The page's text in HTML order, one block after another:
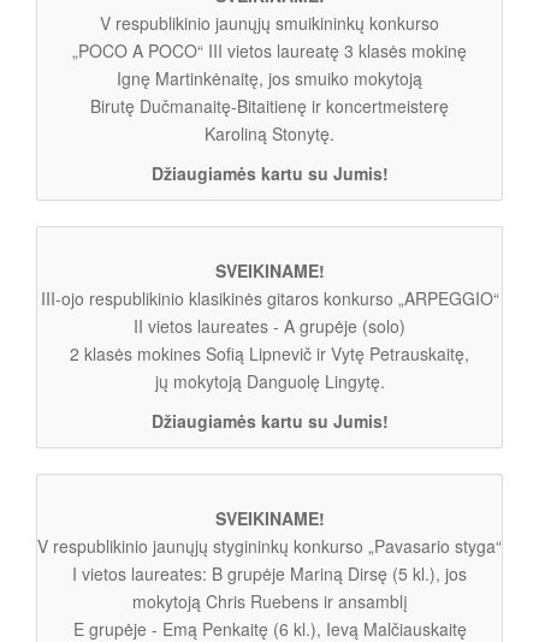
V respublikinio jaunųjų smuikininkų konkurso
„POCO A POCO“ III vietos laureatę 3 klasės mokinę
Ignę Martinkėnaitę, jos smuiko mokytoją
Birutę Dučmanaitę-Bitaitienę ir koncertmeisterę
Karoliną Stonytę.
Džiaugiamės kartu su Jumis!
SVEIKINAME!
III-ojo respublikinio klasikinės gitaros konkurso „ARPEGGIO“
II vietos laureates - A grupėje (solo)
2 klasės mokines Sofią Lipnevič ir Vytę Petrauskaitę,
jų mokytoją Danguolę Lingytę.
Džiaugiamės kartu su Jumis!
SVEIKINAME!
V respublikinio jaunųjų stygininkų konkurso „Pavasario styga“
I vietos laureates: B grupėje Mariną Dirsę (5 kl.), jos
mokytoją Chris Ruebens ir ansamblį
E grupėje - Emą Penkaitę (6 kl.), Ievą Malčiauskaitę